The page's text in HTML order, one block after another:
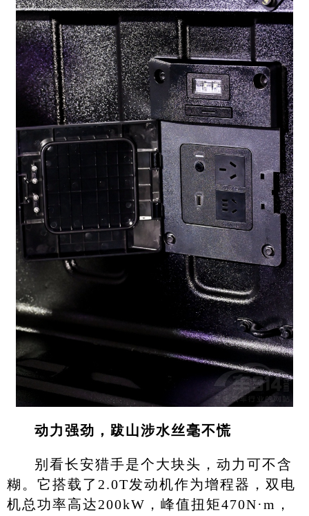
动力强劲，跋山涉水丝毫不慌
别看长安猎手是个大块头，动力可不含
糊。它搭载了2.0T发动机作为增程器，双电
机总功率高达200kW，峰值扭矩470N·m，